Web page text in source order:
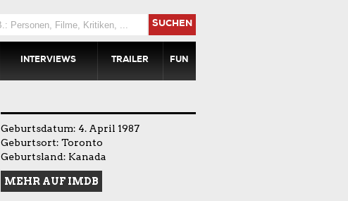
SUCHEN
INTERVIEWS TRAILER FUN
Geburtsdatum: 4. April 1987
Geburtsort: Toronto
Geburtsland: Kanada
MEHR AUF IMDB